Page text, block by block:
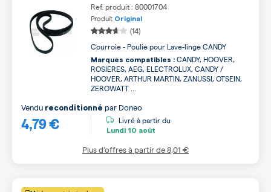
Ref. produit : 80001704
Produit Original
(14)
Courroie - Poulie pour Lave-linge CANDY
Marques compatibles : CANDY, HOOVER,
ROSIERES, AEG, ELECTROLUX, CANDY /
HOOVER, ARTHUR MARTIN, ZANUSSI, OTSEIN,
ZEROWATT ...
4,79 €
Vendu reconditionné par Doneo
Livré à partir du
Lundi 10 août
Plus d’offres à partir de8,01 €